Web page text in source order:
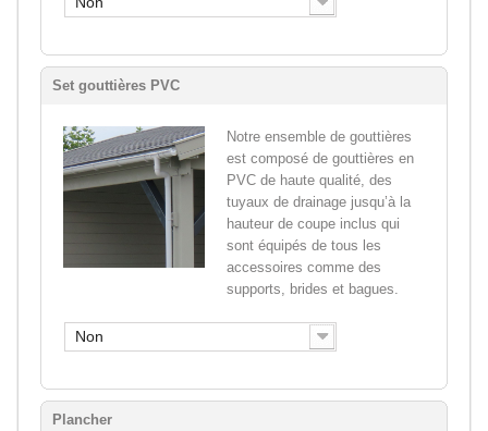
Set gouttières PVC
Notre ensemble de gouttières
est composé de gouttières en
PVC de haute qualité, des
tuyaux de drainage jusqu’à la
hauteur de coupe inclus qui
sont équipés de tous les
accessoires comme des
supports, brides et bagues.
Non
Plancher